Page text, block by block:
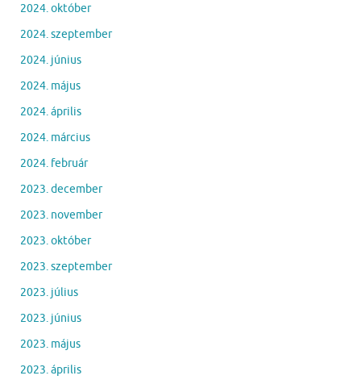
2024. október
2024. szeptember
2024. június
2024. május
2024. április
2024. március
2024. február
2023. december
2023. november
2023. október
2023. szeptember
2023. július
2023. június
2023. május
2023. április